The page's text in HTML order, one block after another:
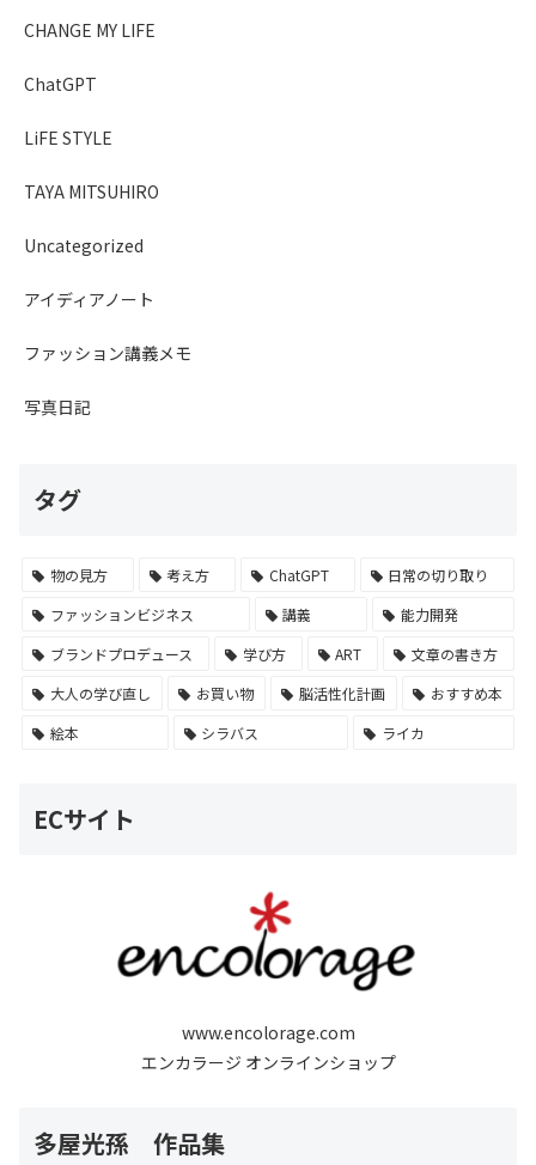
CHANGE MY LIFE
ChatGPT
LiFE STYLE
TAYA MITSUHIRO
Uncategorized
アイディアノート
ファッション講義メモ
写真日記
タグ
物の見方 考え方 ChatGPT
日常の切り取り
ファッションビジネス
講義
能力開発
ブランドプロデュース
学び方 ART
文章の書き方
大人の学び直し
お買い物 脳活性化計画
おすすめ本
絵本
シラバス ライカ
ECサイト
www.encolorage.com
エンカラージ オンラインショップ
多屋光孫 作品集